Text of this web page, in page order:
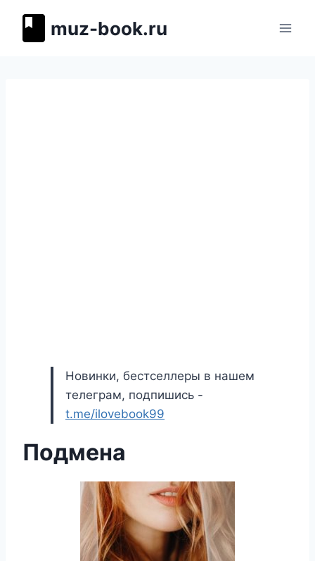
muz-book.ru
Новинки, бестселлеры в нашем
телеграм, подпишись -
t.me/ilovebook99
Подмена